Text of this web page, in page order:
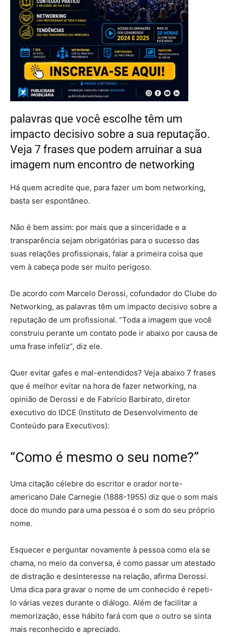
palavras que você escolhe têm um
impacto decisivo sobre a sua reputação.
Veja 7 frases que podem arruinar a sua
imagem num encontro de networking
Há quem acredite que, para fazer um bom networking,
basta ser espontâneo.
Não é bem assim: por mais que a sinceridade e a
transparência sejam obrigatórias para o sucesso das
suas relações profissionais, falar a primeira coisa que
vem à cabeça pode ser muito perigoso.
De acordo com Marcelo Derossi, cofundador do Clube do
Networking, as palavras têm um impacto decisivo sobre a
reputação de um profissional. “Toda a imagem que você
construiu perante um contato pode ir abaixo por causa de
uma frase infeliz”, diz ele.
Quer evitar gafes e mal-entendidos? Veja abaixo 7 frases
que é melhor evitar na hora de fazer networking, na
opinião de Derossi e de Fabrício Barbirato, diretor
executivo do IDCE (Instituto de Desenvolvimento de
Conteúdo para Executivos):
“Como é mesmo o seu nome?”
Uma citação célebre do escritor e orador norte-
americano Dale Carnegie (1888-1955) diz que o som mais
doce do mundo para uma pessoa é o som do seu próprio
nome.
Esquecer e perguntar novamente à pessoa como ela se
chama, no meio da conversa, é como passar um atestado
de distração e desinteresse na relação, afirma Derossi.
Uma dica para gravar o nome de um conhecido é repeti-
lo várias vezes durante o diálogo. Além de facilitar a
memorização, esse hábito fará com que o outro se sinta
mais reconhecido e apreciado.